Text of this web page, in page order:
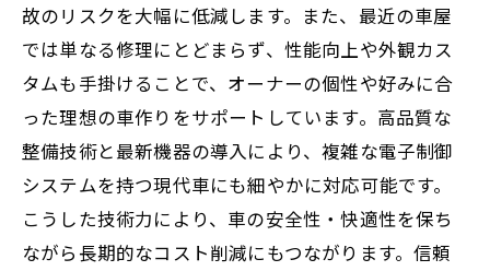
故のリスクを大幅に低減します。また、最近の車屋
では単なる修理にとどまらず、性能向上や外観カス
タムも手掛けることで、オーナーの個性や好みに合
った理想の車作りをサポートしています。高品質な
整備技術と最新機器の導入により、複雑な電子制御
システムを持つ現代車にも細やかに対応可能です。
こうした技術力により、車の安全性・快適性を保ち
ながら長期的なコスト削減にもつながります。信頼